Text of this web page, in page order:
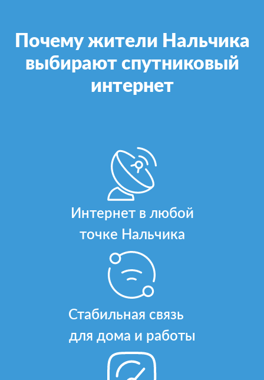
Почему жители Нальчика
выбирают спутниковый
интернет
Интернет в любой
точке Нальчика
Стабильная связь
для дома и работы